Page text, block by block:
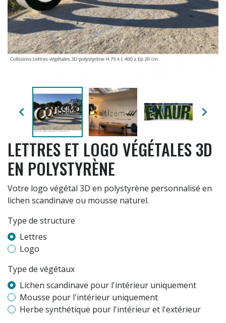
 
LETTRES ET LOGO VÉGÉTALES 3D
EN POLYSTYRÈNE
Votre logo végétal 3D en polystyrène personnalisé en
lichen scandinave ou mousse naturel.
Type de structure
Lettres
Logo
Type de végétaux
Lichen scandinave pour l'intérieur uniquement
Mousse pour l'intérieur uniquement
Herbe synthétique pour l'intérieur et l'extérieur